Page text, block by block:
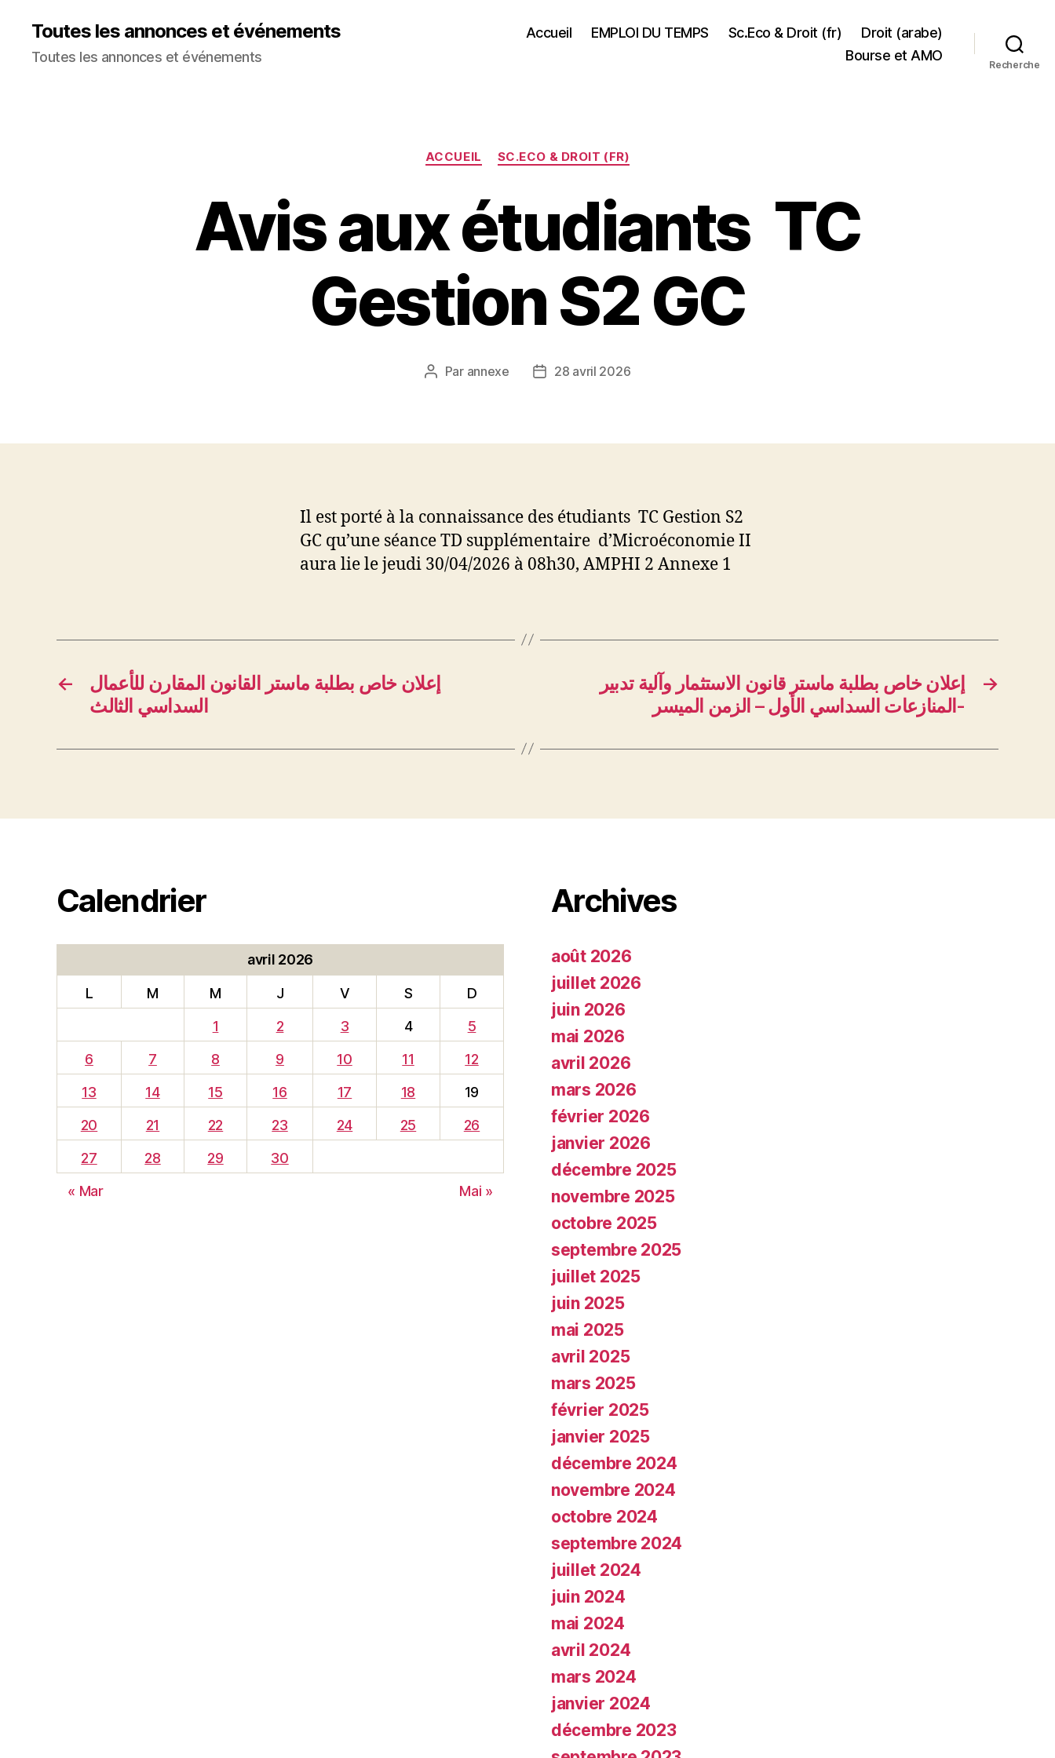
Toutes les annonces et événements
Toutes les annonces et événements
Accueil EMPLOI DU TEMPS Sc.Eco & Droit (fr)
Droit (arabe)
Bourse et AMO
Recherche
Catégories
ACCUEIL SC.ECO & DROIT (FR)
Avis aux étudiants TC
Gestion S2 GC
Auteur
Par annexe
Date28 avril 2026
Il est porté à la connaissance des étudiants TC Gestion S2
GC qu’une séance TD supplémentaire d’Microéconomie II
aura lie le jeudi 30/04/2026 à 08h30, AMPHI 2 Annexe 1
←
إعلان خاص بطلبة ماستر القانون المقارن للأعمال
السداسي الثالث
→
إعلان خاص بطلبة ماستر قانون الاستثمار وآلية تدبير
المنازعات السداسي الأول – الزمن الميسر-
Calendrier
avril 2026
L M M J V S
D
1
2 3 4
5
6
7 8 9 10 11
12
13
14 15 16 17 18
19
20
21 22 23 24 25
26
27
28 29
30
« Mar
Mai »
Archives
août 2026
juillet 2026
juin 2026
mai 2026
avril 2026
mars 2026
février 2026
janvier 2026
décembre 2025
novembre 2025
octobre 2025
septembre 2025
juillet 2025
juin 2025
mai 2025
avril 2025
mars 2025
février 2025
janvier 2025
décembre 2024
novembre 2024
octobre 2024
septembre 2024
juillet 2024
juin 2024
mai 2024
avril 2024
mars 2024
janvier 2024
décembre 2023